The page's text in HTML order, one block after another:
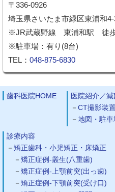
〒336-0926
埼玉県さいたま市緑区東浦和4-
※JR武蔵野線 東浦和駅 徒
※駐車場：有り(8台)
TEL： 048-875-6830
歯科医院HOME
医院紹介／
CT撮影装
地図・駐車
診療内容
矯正歯科・小児矯正・床矯正
矯正症例-叢生(八重歯)
矯正症例-上顎前突(出っ歯)
矯正症例-下顎前突(受け口)